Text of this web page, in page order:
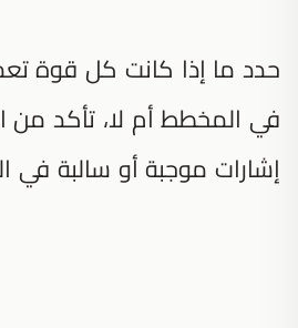
حدد ما إذا كانت كل قوة
في المخطط أم لا، تأكد من
إشارات موجبة أو سالبة في